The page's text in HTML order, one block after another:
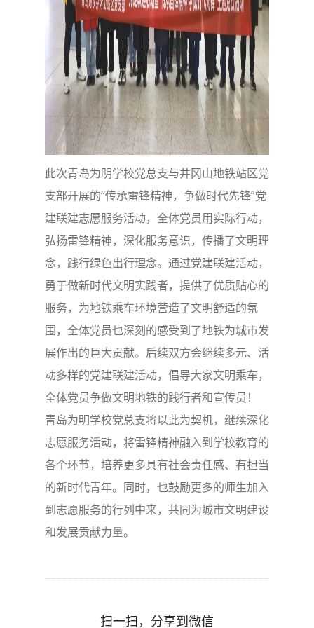
此次青岛为明学校党总支与井冈山地铁站区党
支部开展的“传承雷锋精神，争做时代先锋”党
建联建志愿服务活动，全体党员用实际行动，
弘扬雷锋精神，深化服务意识，传播了文明理
念，践行绿色出行理念。通过党建联建活动，
勇于做新时代文明实践者，提供了优质贴心的
服务，为地铁乘车环境营造了文明舒适的氛
围，全体党员也深刻的感受到了地铁为城市发
展作出的巨大贡献。后续双方会继续多元、活
动多样的党建联建活动，倡导大家文明乘车，
全体党员争做文明地铁的践行者和宣传员！
青岛为明学校党总支将以此为契机，继续深化
志愿服务活动，将雷锋精神融入到学校教育的
各个环节，培养更多具有社会责任感、有担当
的新时代青年。同时，也鼓励更多的师生加入
到志愿服务的行列中来，共同为城市文明建设
和发展贡献力量。
扫一扫，分享到微信